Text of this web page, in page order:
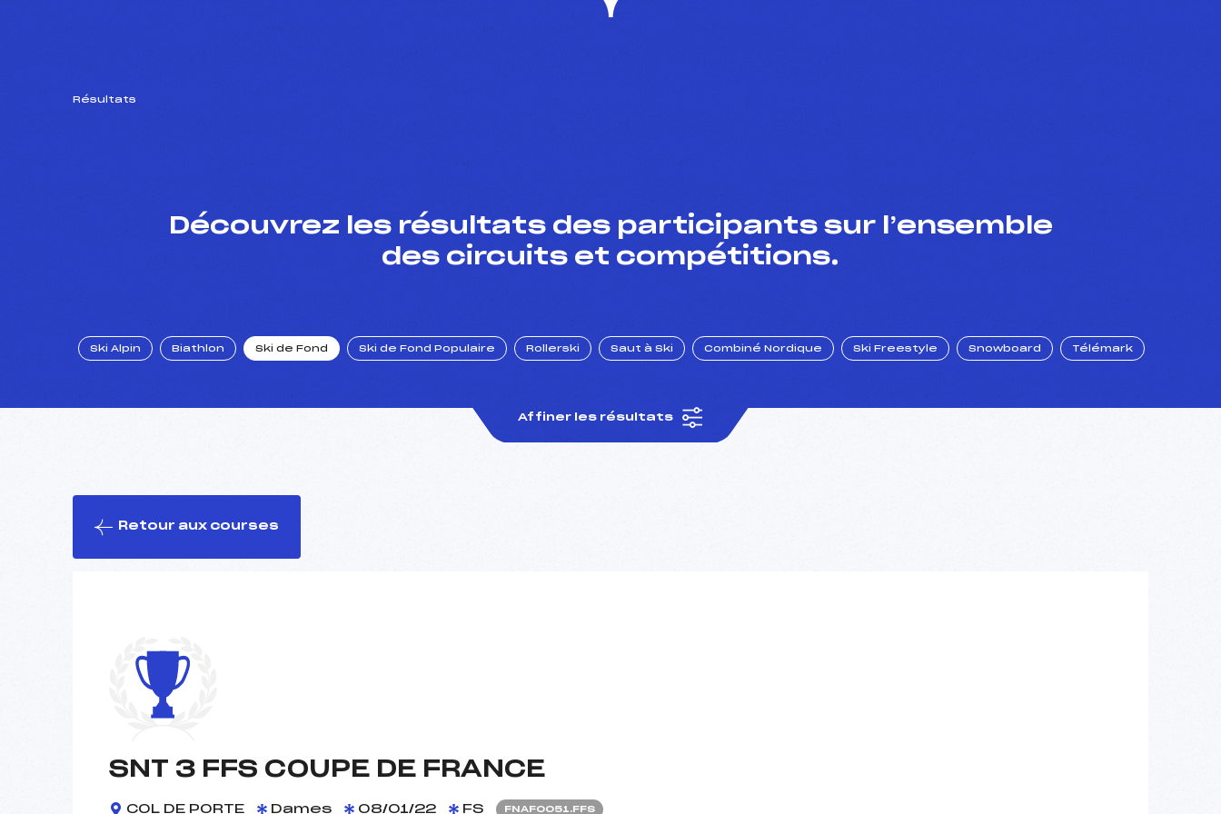
Résultats
Découvrez les résultats des participants sur l’ensemble
des circuits et compétitions.
Ski Alpin Biathlon Ski de Fond Ski de Fond Populaire Rollerski Saut à Ski Combiné Nordique Ski Freestyle Snowboard Télémark
Affiner les résultats
Retour aux courses
SNT 3 FFS COUPE DE FRANCE
COL DE PORTE Dames 08/01/22 FS FNAF0051.FFS